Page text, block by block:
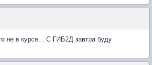
не в курсе... С ГИБ2Д завтра буду